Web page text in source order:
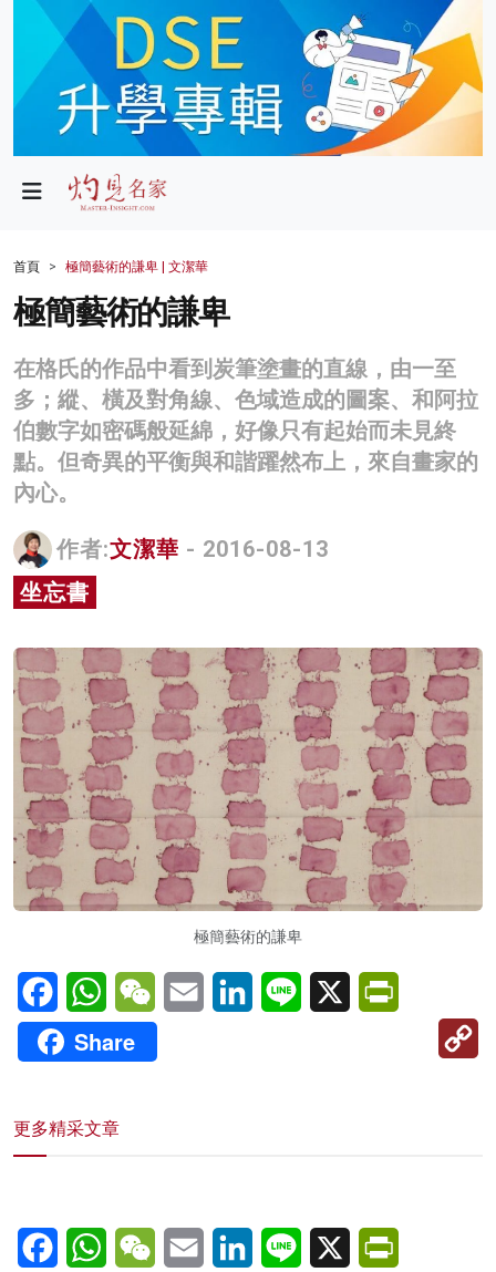
政局
財經
生活
商業
科技
影片
名家榜
灼見活動
首頁 極簡藝術的謙卑 | 文潔華
極簡藝術的謙卑
在格氏的作品中看到炭筆塗畫的直線，由一至
多；縱、橫及對角線、色域造成的圖案、和阿拉
伯數字如密碼般延綿，好像只有起始而未見終
點。但奇異的平衡與和諧躍然布上，來自畫家的
內心。
作者:文潔華 - 2016-08-13
坐忘書
極簡藝術的謙卑
FacebookWhatsAppWeChatEmail LinkedInLine X
Share
更多精采文章
FacebookWhatsAppWeChatEmail LinkedInLine X